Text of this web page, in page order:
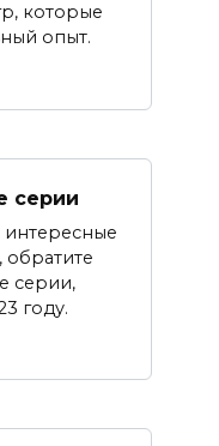
которые
опыт.
серии
серии,
году.